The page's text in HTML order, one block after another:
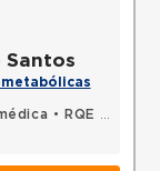
Santos
•
RQE 41814 - Endocrinologia e metabologia